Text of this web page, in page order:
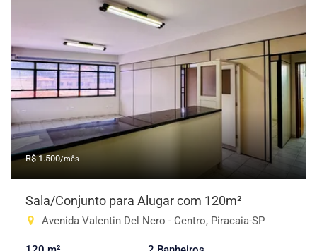
R$ 1.500/mês
Sala/Conjunto para Alugar com 120m²
Avenida Valentin Del Nero - Centro, Piracaia-SP